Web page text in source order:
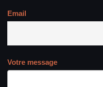
Email
Votre message